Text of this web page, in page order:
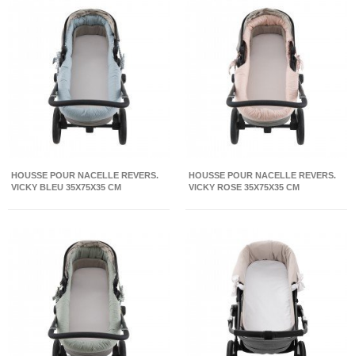
HOUSSE POUR NACELLE REVERS.
VICKY BLEU 35X75X35 CM
HOUSSE POUR NACELLE REVERS.
VICKY ROSE 35X75X35 CM